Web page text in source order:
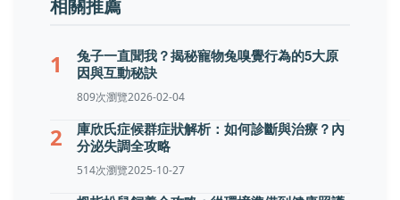
1
兔子一直聞我？揭秘寵物兔嗅覺行為的5大原
因與互動秘訣
809次瀏覽2026-02-04
2
庫欣氏症候群症狀解析：如何診斷與治療？內
分泌失調全攻略
514次瀏覽2025-10-27